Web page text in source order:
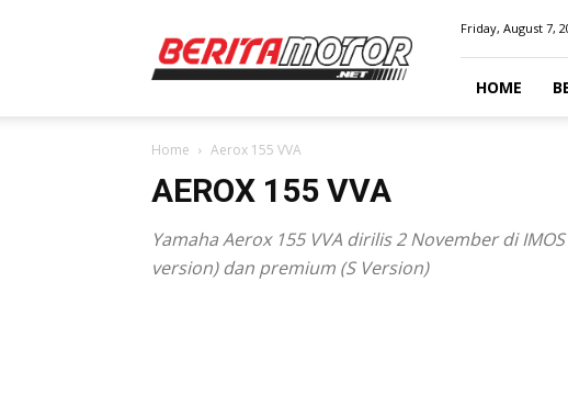
Friday, August 7,
HOME
Home Aerox 155 VVA
AEROX 155 VVA
Yamaha Aerox 155 VVA dirilis 2 November di
version) dan premium (S Version)